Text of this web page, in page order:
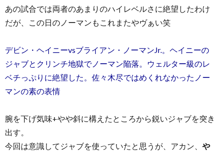
あの試合では両者のあまりのハイレベルさに絶望したわけ
だが、この日のノーマンもこれまたやヴぁい笑
デビン・ヘイニーvsブライアン・ノーマンJr.。ヘイニーの
ジャブとクリンチ地獄でノーマン陥落。ウェルター級のレ
ベチっぷりに絶望した。佐々木尽ではめくれなかったノー
マンの素の表情
腕を下げ気味+やや斜に構えたところから鋭いジャブを突き
出す。
今回は意識してジャブを使っていたと思うが、アカン、 や